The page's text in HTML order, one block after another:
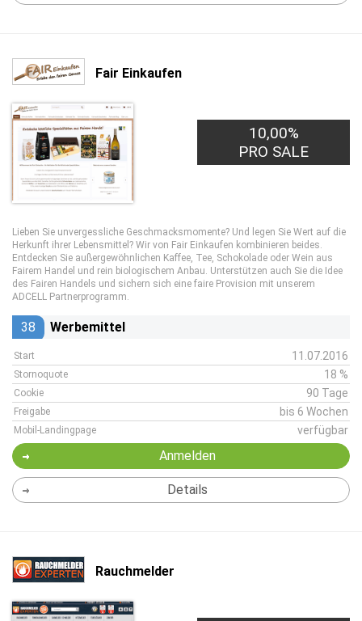
Fair Einkaufen
10,00%
PRO SALE
Lieben Sie unvergessliche Geschmacksmomente? Und legen Sie Wert auf die
Herkunft ihrer Lebensmittel? Wir von Fair Einkaufen kombinieren beides.
Entdecken Sie außergewöhnlichen Kaffee, Tee, Schokolade oder Wein aus
Fairem Handel und rein biologischem Anbau. Unterstützen auch Sie die Idee
des Fairen Handels und sichern sich eine faire Provision mit unserem
ADCELL Partnerprogramm.
38 Werbemittel
Start 11.07.2016
Stornoquote 18 %
Cookie 90 Tage
Freigabe bis 6 Wochen
Mobil-Landingpage verfügbar
Anmelden
Details
Rauchmelder